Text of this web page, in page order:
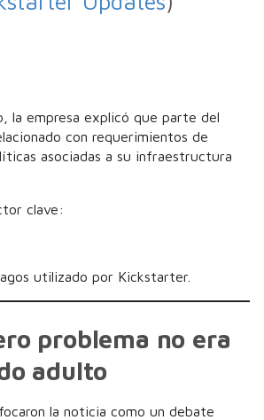
la empresa explicó que parte del
con requerimientos de
asociadas a su infraestructura
clave:
utilizado por Kickstarter.
problema no era
adulto
la noticia como un debate